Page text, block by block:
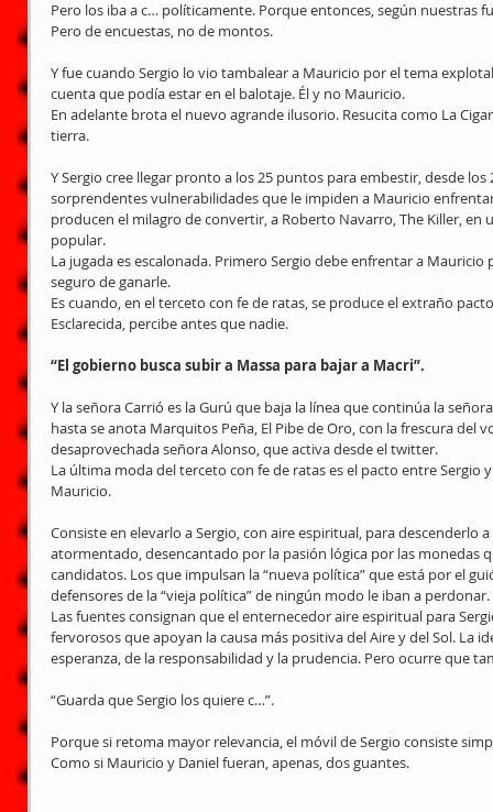
Pero los iba a c… políticamente. Porque entonces, según nuestras
Pero de encuestas, no de montos.
Y fue cuando Sergio lo vio tambalear a Mauricio por el tema
cuenta que podía estar en el balotaje. Él y no Mauricio.
En adelante brota el nuevo agrande ilusorio. Resucita como La
tierra.
Y Sergio cree llegar pronto a los 25 puntos para embestir, desde
sorprendentes vulnerabilidades que le impiden a Mauricio
producen el milagro de convertir, a Roberto Navarro, The Killer,
popular.
La jugada es escalonada. Primero Sergio debe enfrentar a
seguro de ganarle.
Es cuando, en el terceto con fe de ratas, se produce el extraño
Esclarecida, percibe antes que nadie.
“El gobierno busca subir a Massa para bajar a Macri”.
Y la señora Carrió es la Gurú que baja la línea que continúa la
hasta se anota Marquitos Peña, El Pibe de Oro, con la frescura del
desaprovechada señora Alonso, que activa desde el twitter.
La última moda del terceto con fe de ratas es el pacto entre Sergio
Mauricio.
Consiste en elevarlo a Sergio, con aire espiritual, para descenderlo
atormentado, desencantado por la pasión lógica por las monedas
candidatos. Los que impulsan la “nueva política” que está por el
defensores de la “vieja política” de ningún modo le iban a perdonar.
Las fuentes consignan que el enternecedor aire espiritual para
fervorosos que apoyan la causa más positiva del Aire y del Sol. La
esperanza, de la responsabilidad y la prudencia. Pero ocurre que
“Guarda que Sergio los quiere c…”.
Porque si retoma mayor relevancia, el móvil de Sergio consiste
Como si Mauricio y Daniel fueran, apenas, dos guantes.